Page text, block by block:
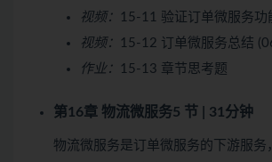
视频：
15-11 验证订单微服务功
视频：
15-12 订单微服务总结
作业：
15-13 章节思考题
第16章 物流微服务5 节 | 31分钟
物流微服务是订单微服务的下游服务